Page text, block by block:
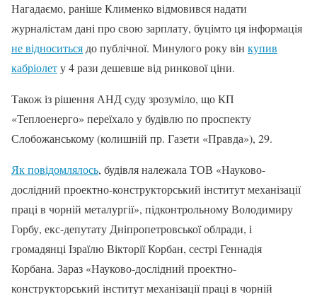
Нагадаємо, раніше Клименко відмовився надати
журналістам дані про свою зарплату, буцімто ця інформація
не відноситься до публічної. Минулого року він купив
кабріолету 4 рази дешевше від ринкової ціни.
Також із рішення АНД суду зрозуміло, що КП
«Теплоенерго» переїхало у будівлю по проспекту
Слобожанському (колишній пр. Газети «Правда»), 29.
Як повідомлялось, будівля належала ТОВ «Науково-
дослідний проектно-конструкторський інститут механізації
праці в чорній металургії», підконтрольному Володимиру
Горбу, екс-депутату Дніпропетровської облради, і
громадянці Ізраїлю Вікторії Корбан, сестрі Геннадія
Корбана. Зараз «Науково-дослідний проектно-
конструкторський інститут механізації праці в чорній